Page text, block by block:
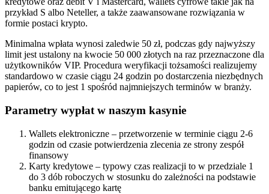
przykład S albo Neteller, a także zaawansowane rozwiązania w
formie postaci krypto.
Minimalna wpłata wynosi zaledwie 50 zł, podczas gdy najwyższy
limit jest ustalony na kwocie 50 000 złotych na raz przeznaczone dla
użytkowników VIP. Procedura weryfikacji tożsamości realizujemy
standardowo w czasie ciągu 24 godzin po dostarczenia niezbędnych
papierów, co to jest 1 spośród najmniejszych terminów w branży.
Parametry wypłat w naszym kasynie
Wallets elektroniczne – przetworzenie w terminie ciągu 2-6
godzin od czasie potwierdzenia zlecenia ze strony zespół
finansowy
Karty kredytowe – typowy czas realizacji to w przedziale 1
do 3 dób roboczych w stosunku do zależności na podstawie
banku emitującego kartę